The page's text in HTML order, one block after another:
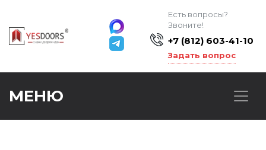
Есть вопросы?
Звоните!
+7 (812) 603-41-10
Задать вопрос
МЕНЮ